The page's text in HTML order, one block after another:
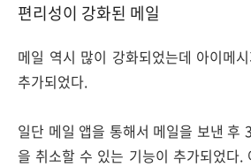
편리성이 강화된 메일
메일 역시 많이 강화되었는데 아이메
추가되었다.
일단 메일 앱을 통해서 메일을 보낸 후
을 취소할 수 있는 기능이 추가되었다.